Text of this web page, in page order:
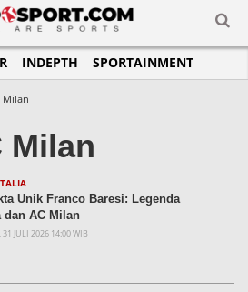
INDEPTH SPORTAINMENT
Milan
Milan
Unik Franco Baresi: Legenda
dan AC Milan
31 JULI 2026 14:00 WIB